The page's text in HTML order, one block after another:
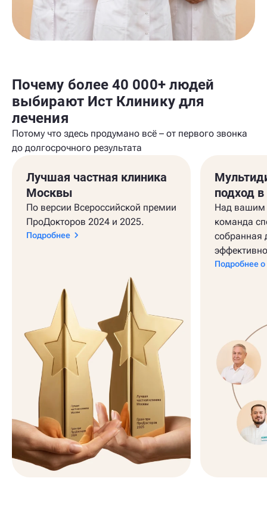
Почему более 40 000+ людей
выбирают Ист Клинику для
лечения
Потому что здесь продумано всё – от первого звонка
до долгосрочного результата
Лучшая частная клиника
Москвы
По версии Всероссийской премии
ПроДокторов 2024 и 2025.
Подробнее
подход
Над вашим
команда
собранная
Подробнее о